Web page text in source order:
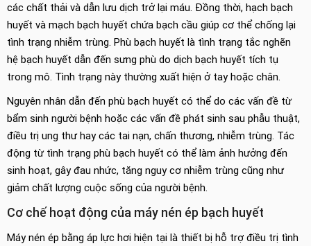
các chất thải và dẫn lưu dịch trở lại máu. Đồng thời, hạch bạch
huyết và mạch bạch huyết chứa bạch cầu giúp cơ thể chống lại
tình trạng nhiễm trùng. Phù bạch huyết là tình trạng tắc nghẽn
hệ bạch huyết dẫn đến sưng phù do dịch bạch huyết tích tụ
trong mô. Tình trạng này thường xuất hiện ở tay hoặc chân.
Nguyên nhân dẫn đến phù bạch huyết có thể do các vấn đề từ
bẩm sinh người bệnh hoặc các vấn đề phát sinh sau phẫu thuật,
điều trị ung thư hay các tai nạn, chấn thương, nhiễm trùng. Tác
động từ tình trạng phù bạch huyết có thể làm ảnh hưởng đến
sinh hoạt, gây đau nhức, tăng nguy cơ nhiễm trùng cũng như
giảm chất lượng cuộc sống của người bệnh.
Cơ chế hoạt động của máy nén ép bạch huyết
Máy nén ép bằng áp lực hơi hiện tại là thiết bị hỗ trợ điều trị tình